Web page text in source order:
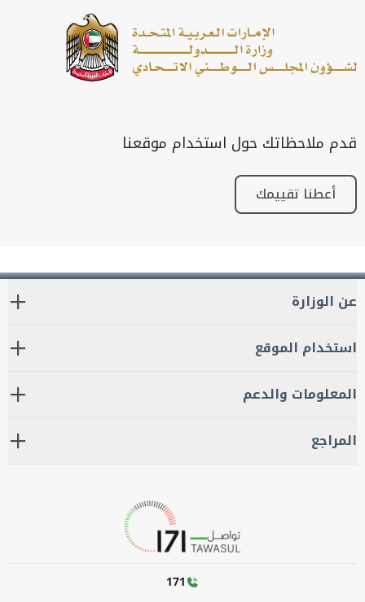
قدم ملاحظاتك حول استخدام موقعنا
أعطنا تقييمك
عن الوزارة
استخدام الموقع
المعلومات والدعم
المراجع
171